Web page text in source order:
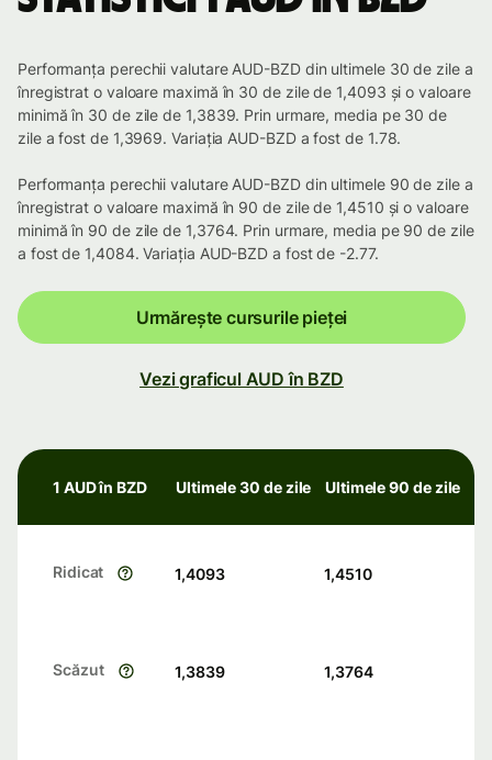
Performanța perechii valutare AUD-BZD din ultimele 30 de zile a
înregistrat o valoare maximă în 30 de zile de 1,4093 și o valoare
minimă în 30 de zile de 1,3839. Prin urmare, media pe 30 de
zile a fost de 1,3969. Variația AUD-BZD a fost de 1.78.
Performanța perechii valutare AUD-BZD din ultimele 90 de zile a
înregistrat o valoare maximă în 90 de zile de 1,4510 și o valoare
minimă în 90 de zile de 1,3764. Prin urmare, media pe 90 de zile
a fost de 1,4084. Variația AUD-BZD a fost de -2.77.
Urmărește cursurile pieței
Vezi graficul AUD în BZD
1 AUD în BZD Ultimele 30 de zile Ultimele 90 de zile
Ridicat 1,4093 1,4510
Scăzut 1,3839 1,3764